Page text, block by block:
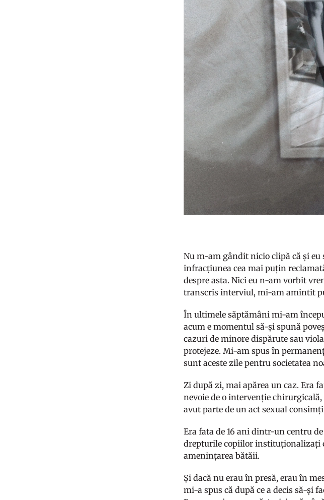
Nu m-am gândit nicio clipă că și eu
infracțiunea cea mai puțin
despre asta. Nici eu n-am vorbit
transcris interviul, mi-am amintit
În ultimele săptămâni mi-am
acum e momentul să-și spună
cazuri de minore dispărute sau
protejeze. Mi-am spus în
sunt aceste zile pentru societatea
Zi după zi, mai apărea un caz. Era
nevoie de o intervenție chirurgicală,
avut parte de un act sexual
Era fata de 16 ani dintr-un centru
drepturile copiilor instituționalizați
amenințarea bătăii.
Și dacă nu erau în presă, erau în
mi-a spus că după ce a decis să-și